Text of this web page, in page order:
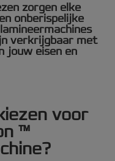
zorgen elke
onberispelijke
verkrijgbaar met
jouw eisen en
voor
™